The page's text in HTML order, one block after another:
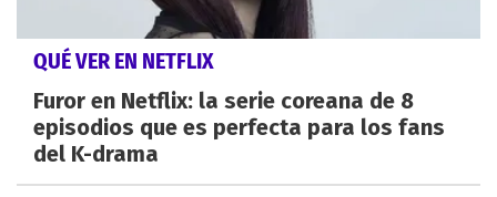
QUÉ VER EN NETFLIX
Furor en Netflix: la serie coreana de 8
episodios que es perfecta para los fans
del K-drama